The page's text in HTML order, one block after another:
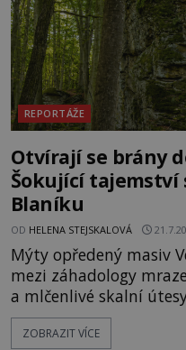
REPORTÁŽE
Otvírají se brány
Šokující tajemství
Blaníku
OD HELENA STEJSKALOVÁ
Mýty opředený masiv
mezi záhadology
a mlčenlivé skalní
fungují jako anomální
vnímání času i prostoru. Geologické anomálie hory
ZOBRAZIT VÍCE